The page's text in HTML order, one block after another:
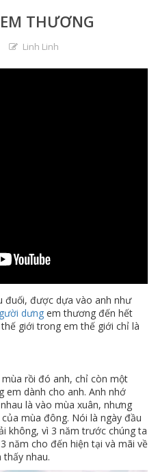
THƯƠNG
Linh Linh
đuối, được dựa vào anh như
dưng em thương đến hết
giới trong em thế giới chỉ là
rồi đó anh, chỉ còn một
em dành cho anh. Anh nhớ
là vào mùa xuân, nhưng
mùa đông. Nói là ngày đầu
không, vì 3 năm trước chúng ta
năm cho đến hiện tại và mãi về
nhau.